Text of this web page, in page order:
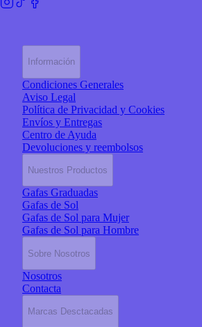
Información
Condiciones Generales
Aviso Legal
Política de Privacidad y Cookies
Envíos y Entregas
Centro de Ayuda
Devoluciones y reembolsos
Nuestros Productos
Gafas Graduadas
Gafas de Sol
Gafas de Sol para Mujer
Gafas de Sol para Hombre
Sobre Nosotros
Nosotros
Contacta
Marcas Desctacadas